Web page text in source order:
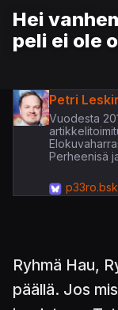
Hei
peli ei ole
Petri
Vuodesta
Perheenisä
Ryhmä Hau,
päällä. Jos